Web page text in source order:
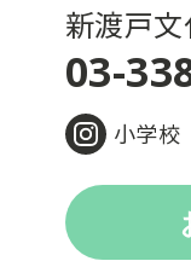
新渡戸
03-
小学校